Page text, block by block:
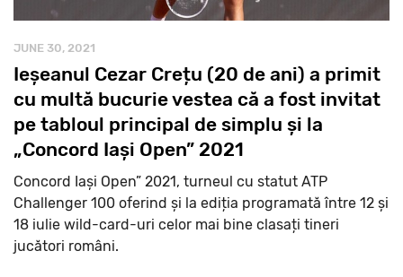
JUNE 30, 2021
Ieșeanul Cezar Crețu (20 de ani) a primit
cu multă bucurie vestea că a fost invitat
pe tabloul principal de simplu și la
„Concord Iași Open” 2021
Concord Iași Open” 2021, turneul cu statut ATP
Challenger 100 oferind și la ediția programată între 12 și
18 iulie wild-card-uri celor mai bine clasați tineri
jucători români.